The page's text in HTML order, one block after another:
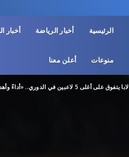
الرئيسية أخبار الرياضة أخبار
منوعات أعلن معنا
لابا يتفوق على أغلى 5 لاعبين في الدوري.. «أداءً وأهدافاً»